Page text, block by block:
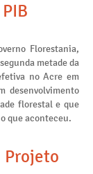
Florestania,
metade da
no Acre em
desenvolvimento
florestal e que
que aconteceu.
Projeto